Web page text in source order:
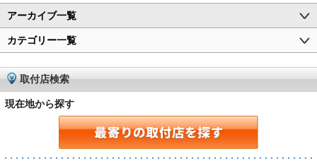
アーカイブ一覧
カテゴリー一覧
取付店検索
現在地から探す